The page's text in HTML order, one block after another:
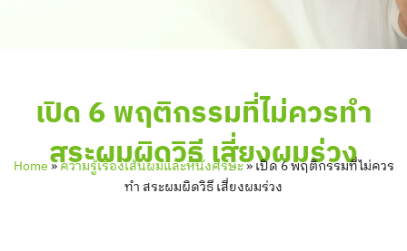
เปิด 6 พฤติกรรมที่ไม่ควรทำ
สระผมผิดวิธี เสี่ยงผมร่วง
Home»ความรู้เรื่องเส้นผมและหนังศีรษะ»เปิด 6 พฤติกรรมที่ไม่ควร
ทำ สระผมผิดวิธี เสี่ยงผมร่วง